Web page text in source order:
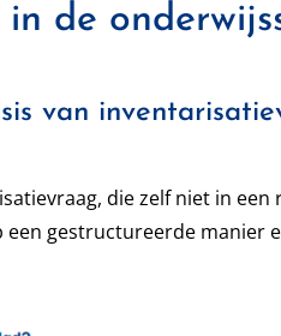
in de
van
die zelf niet in
gestructureerde manier